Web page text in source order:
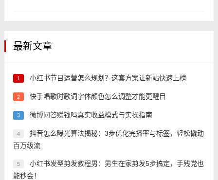
最新文章
1 小红书节目运营怎么规划？这套方案让新站快速上榜
2 快手唱歌时歌词字体颜色怎么调整才能更醒目
3 微博问答赚钱吗真实收益模式与实操指南
4
抖音怎么曝光算法揭秘：3步优化完播率与标签，轻松撬动
百万级流
5
小红书发型剪发教程男：男生在家剪发5步搞定，手残党也
能秒会！